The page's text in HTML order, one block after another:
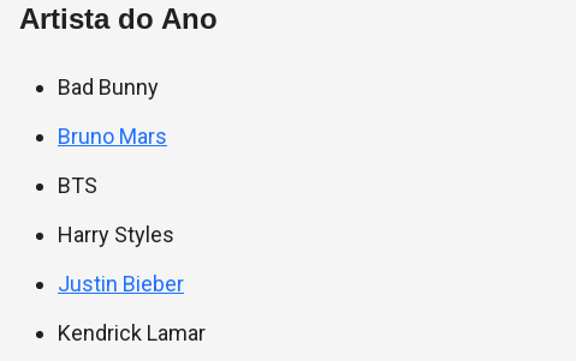
Artista do Ano
Bad Bunny
Bruno Mars
BTS
Harry Styles
Justin Bieber
Kendrick Lamar